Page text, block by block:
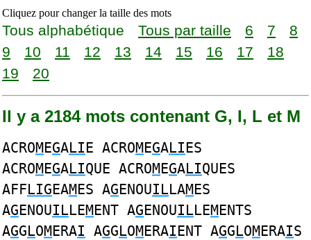
Cliquez pour changer la taille des mots
Tous alphabétique Tous par taille 6 7
8
9
10 11 12 13 14 15 16 17
18
19
20
Il y a 2184 mots contenant G, I, L et M
ACROMEGALIE ACROMEGALIES
ACROMEGALIQUE ACROMEGALIQUES
AFFLIGEAMES AGENOUILLAMES
AGENOUILLEMENT AGENOUILLEMENTS
AGGLOMERAI AGGLOMERAIENT AGGLOMERAIS